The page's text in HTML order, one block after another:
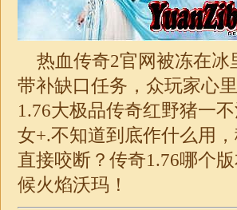
热血传奇2官网被冻在冰
带补缺口任务，众玩家心
1.76大极品传奇红野猪一
女+.不知道到底作什么用
直接咬断？ 传奇1.76哪个
候火焰沃玛！